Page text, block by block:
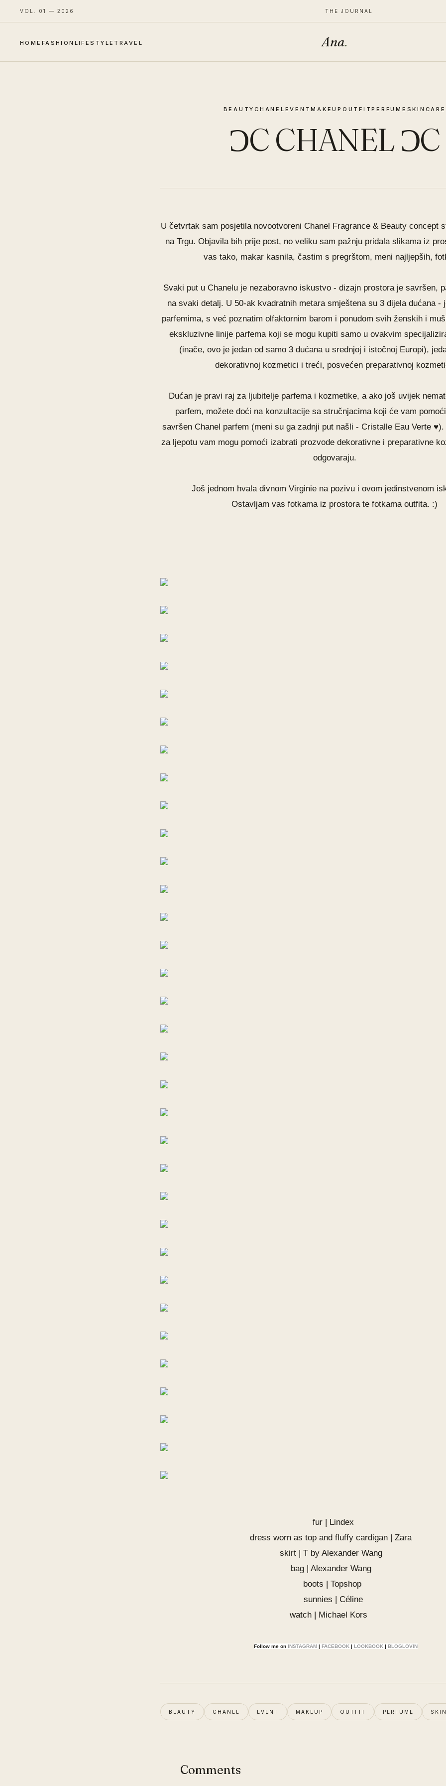
VOL. 01 — 2026 THE JOURNAL
HOME FASHION LIFESTYLE TRAVEL Ana.
BEAUTY CHANEL EVENTMAKEUP OUTFITPERFUME SKINCARE
ƆC CHANEL ƆC
U četvrtak sam posjetila novootvoreni Chanel Fragrance & Beauty concept
na Trgu. Objavila bih prije post, no veliku sam pažnju pridala slikama iz
vas tako, makar kasnila, častim s pregrštom, meni najljepših,
Svaki put u Chanelu je nezaboravno iskustvo - dizajn prostora je savršen,
na svaki detalj. U 50-ak kvadratnih metara smještena su 3 dijela dućana -
parfemima, s već poznatim olfaktornim barom i ponudom svih ženskih i
ekskluzivne linije parfema koji se mogu kupiti samo u ovakvim
(inače, ovo je jedan od samo 3 dućana u srednjoj i istočnoj Europi),
dekorativnoj kozmetici i treći, posvećen preparativnoj
Dućan je pravi raj za ljubitelje parfema i kozmetike, a ako još uvijek
parfem, možete doći na konzultacije sa stručnjacima koji će vam
savršen Chanel parfem (meni su ga zadnji putnašli - Cristalle Eau Verte ♥).
za ljepotu vam mogu pomoći izabrati prozvode dekorativne i preparativne
odgovaraju.
Još jednom hvala divnom Virginie na pozivu i ovom jedinstvenom
Ostavljam vas fotkama iz prostora te fotkama outfita. :)
fur | Lindex
dress worn as top and fluffy cardigan | Zara
skirt | T by Alexander Wang
bag | Alexander Wang
boots | Topshop
sunnies | Céline
watch | Michael Kors
Follow me on INSTAGRAM | FACEBOOK | LOOKBOOK | BLOGLOVIN
BEAUTY CHANEL EVENT MAKEUP OUTFIT PERFUME
Comments